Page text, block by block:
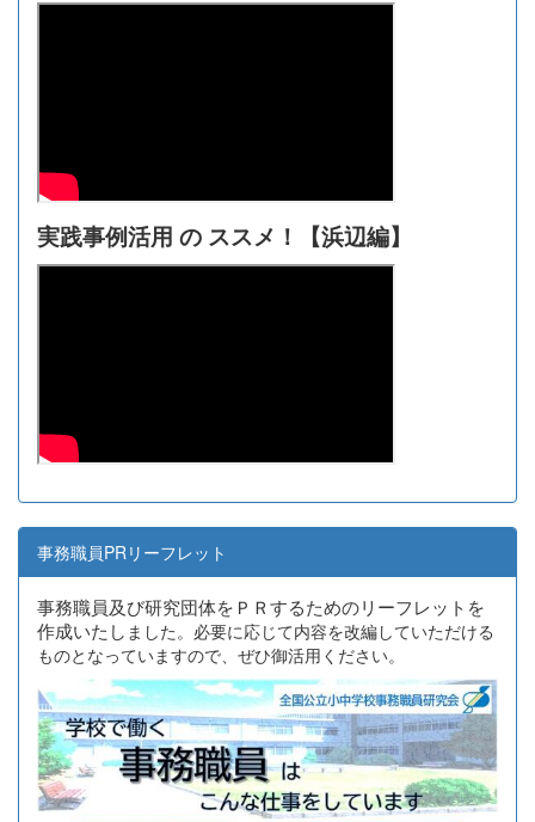
実践事例活用 の ススメ！【浜辺編】
事務職員PRリーフレット
事務職員及び研究団体をＰＲするためのリーフレットを
作成いたし ました。必要に応じて内容を改編していただける
ものとなっていますので、ぜひ御活用ください。